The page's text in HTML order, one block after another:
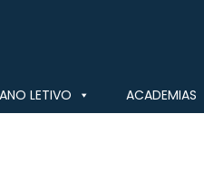
ANO LETIVO ACADEMIAS